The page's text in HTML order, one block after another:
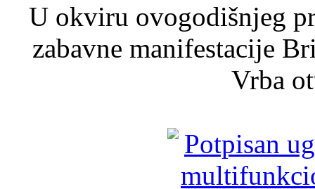
U okviru ovogodišnjeg
zabavne manifestacije
Vrba